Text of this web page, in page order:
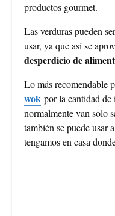
productos gourmet.
Las verduras pueden
usar, ya que así se
desperdicio de
Lo más recomendable
wok por la cantidad
normalmente van solo
también se puede usar
tengamos en casa